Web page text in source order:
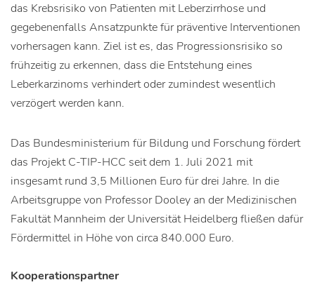
das Krebsrisiko von Patienten mit Leberzirrhose und
gegebenenfalls Ansatzpunkte für präventive Interventionen
vorhersagen kann. Ziel ist es, das Progressionsrisiko so
frühzeitig zu erkennen, dass die Entstehung eines
Leberkarzinoms verhindert oder zumindest wesentlich
verzögert werden kann.
Das Bundesministerium für Bildung und Forschung fördert
das Projekt C-TIP-HCC seit dem 1. Juli 2021 mit
insgesamt rund 3,5 Millionen Euro für drei Jahre. In die
Arbeitsgruppe von Professor Dooley an der Medizinischen
Fakultät Mannheim der Universität Heidelberg fließen dafür
Fördermittel in Höhe von circa 840.000 Euro.
Kooperationspartner